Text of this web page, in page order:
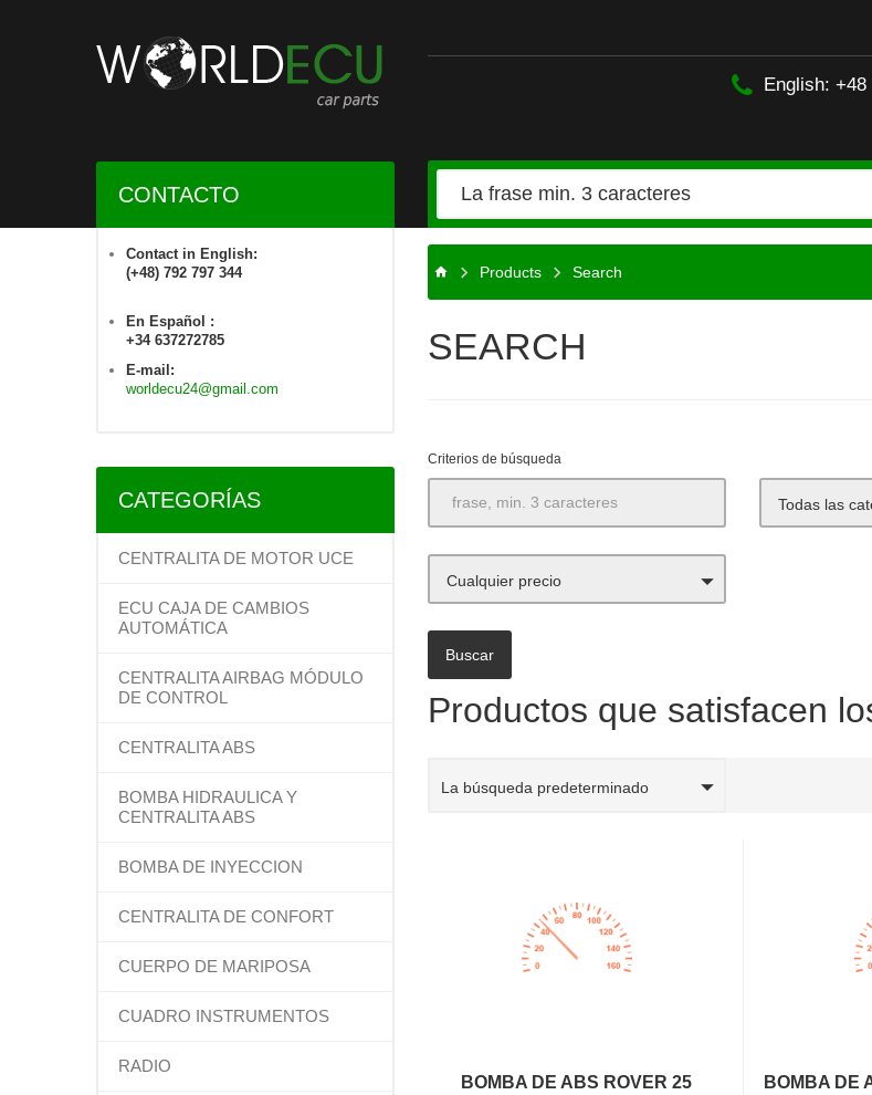
English: +48
CONTACTO
Contact in English:
(+48) 792 797 344
En Español :
+34 637272785
E-mail:
worldecu24@gmail.com
CATEGORÍAS
CENTRALITA DE MOTOR UCE
ECU CAJA DE CAMBIOS
AUTOMÁTICA
CENTRALITA AIRBAG MÓDULO
DE CONTROL
CENTRALITA ABS
BOMBA HIDRAULICA Y
CENTRALITA ABS
BOMBA DE INYECCION
CENTRALITA DE CONFORT
CUERPO DE MARIPOSA
CUADRO INSTRUMENTOS
RADIO
Products Search
SEARCH
Criterios de búsqueda
Todas las
Cualquier precio
Productos que satisfacen
La búsqueda predeterminado
BOMBA DE ABS ROVER 25
BOMBA DE